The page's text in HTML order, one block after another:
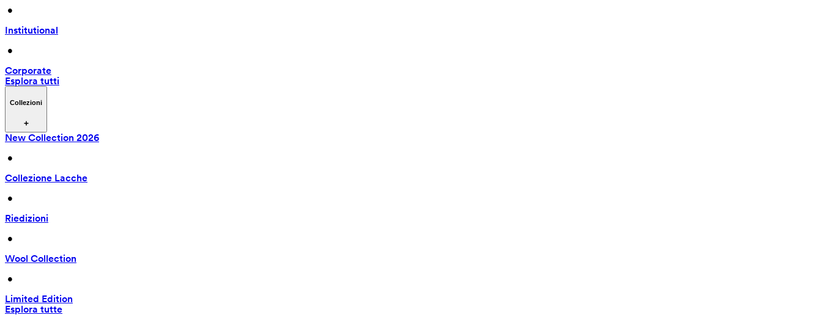
•
Institutional
•
Corporate
Esplora tutti
Collezioni
New Collection 2026
•
Collezione Lacche
•
Riedizioni
•
Wool Collection
•
Limited Edition
Esplora tutte